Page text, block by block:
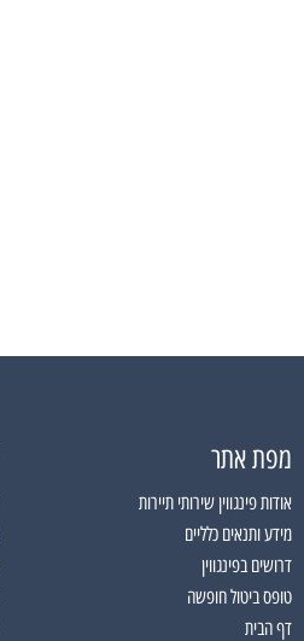
מפת אתר
אודות פינגווין שירותי תיירות
מידע ותנאים כלליים
דרושים בפינגווין
טופס ביטול חופשה
דף הבית